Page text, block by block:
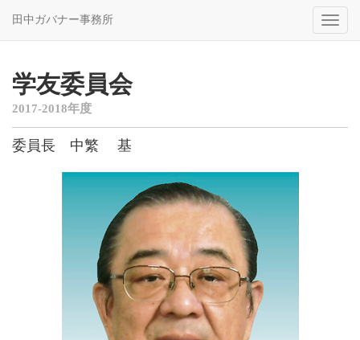
Toggle
田中ガバナー事務所
学友委員会
2017-2018年度
委員長 中繁 基